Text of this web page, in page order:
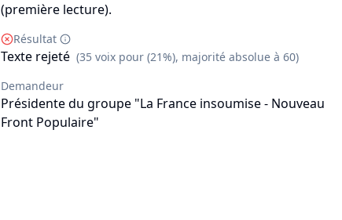
(première lecture).
Résultat
Texte rejeté (35 voix pour (21%), majorité absolue à 60)
Demandeur
Présidente du groupe "La France insoumise - Nouveau
Front Populaire"